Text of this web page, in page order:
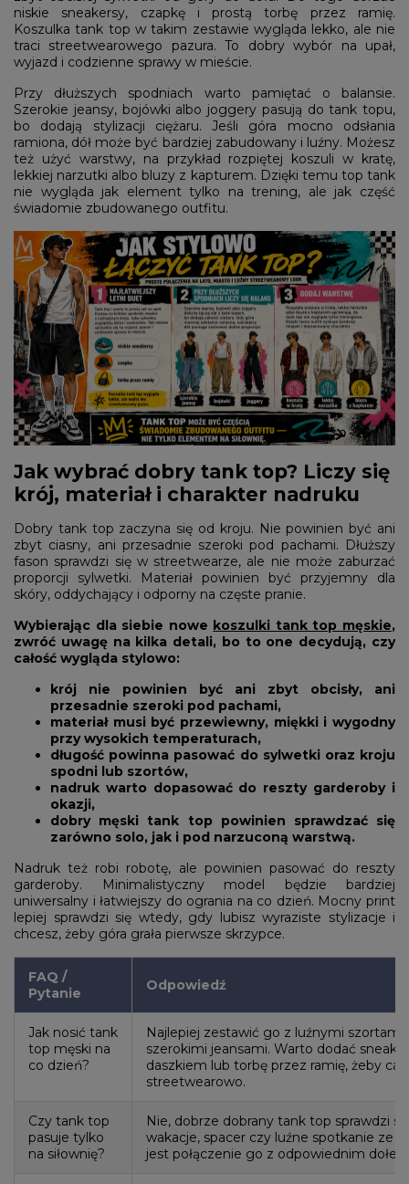
niskie sneakersy, czapkę i prostą torbę przez ramię.
Koszulka tank top w takim zestawie wygląda lekko, ale nie
traci streetwearowego pazura. To dobry wybór na upał,
wyjazd i codzienne sprawy w mieście.
Przy dłuższych spodniach warto pamiętać o balansie.
Szerokie jeansy, bojówki albo joggery pasują do tank topu,
bo dodają stylizacji ciężaru. Jeśli góra mocno odsłania
ramiona, dół może być bardziej zabudowany i luźny. Możesz
też użyć warstwy, na przykład rozpiętej koszuli w kratę,
lekkiej narzutki albo bluzy z kapturem. Dzięki temu top tank
nie wygląda jak element tylko na trening, ale jak część
świadomie zbudowanego outfitu.
Jak wybrać dobry tank top? Liczy się
krój, materiał i charakter nadruku
Dobry tank top zaczyna się od kroju. Nie powinien być ani
zbyt ciasny, ani przesadnie szeroki pod pachami. Dłuższy
fason sprawdzi się w streetwearze, ale nie może zaburzać
proporcji sylwetki. Materiał powinien być przyjemny dla
skóry, oddychający i odporny na częste pranie.
Wybierając dla siebie nowe koszulki tank top męskie,
zwróć uwagę na kilka detali, bo to one decydują, czy
całość wygląda stylowo:
krój nie powinien być ani zbyt obcisły, ani
przesadnie szeroki pod pachami,
materiał musi być przewiewny, miękki i wygodny
przy wysokich temperaturach,
długość powinna pasować do sylwetki oraz kroju
spodni lub szortów,
nadruk warto dopasować do reszty garderoby i
okazji,
dobry męski tank top powinien sprawdzać się
zarówno solo, jak i pod narzuconą warstwą.
Nadruk też robi robotę, ale powinien pasować do reszty
garderoby. Minimalistyczny model będzie bardziej
uniwersalny i łatwiejszy do ogrania na co dzień. Mocny print
lepiej sprawdzi się wtedy, gdy lubisz wyraziste stylizacje i
chcesz, żeby góra grała pierwsze skrzypce.
FAQ /
Pytanie
Odpowiedź
Jak nosić tank
top męski na
co dzień?
Najlepiej zestawić go z luźnymi
szerokimi jeansami. Warto dodać
daszkiem lub torbę przez ramię, żeby
streetwearowo.
Czy tank top
pasuje tylko
na siłownię?
Nie, dobrze dobrany tank top sprawdzi
wakacje, spacer czy luźne spotkanie ze
jest połączenie go z odpowiednim